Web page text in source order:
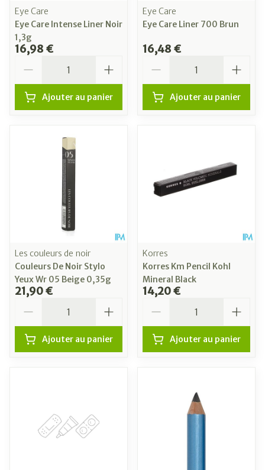
Eye Care
Eye Care Intense Liner Noir
1,3g
16,98 €
Ajouter au panier
Eye Care
Eye Care Liner 700 Brun
16,48 €
Ajouter au panier
Les couleurs de noir
Couleurs De Noir Stylo
Yeux Wr 05 Beige 0,35g
21,90 €
Ajouter au panier
Korres
Korres Km Pencil Kohl
Mineral Black
14,20 €
Ajouter au panier